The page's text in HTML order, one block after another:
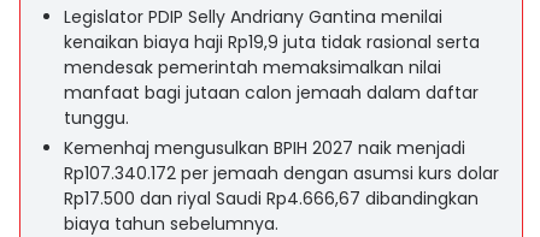
Legislator PDIP Selly Andriany Gantina menilai
kenaikan biaya haji Rp19,9 juta tidak rasional serta
mendesak pemerintah memaksimalkan nilai
manfaat bagi jutaan calon jemaah dalam daftar
tunggu.
Kemenhaj mengusulkan BPIH 2027 naik menjadi
Rp107.340.172 per jemaah dengan asumsi kurs dolar
Rp17.500 dan riyal Saudi Rp4.666,67 dibandingkan
biaya tahun sebelumnya.